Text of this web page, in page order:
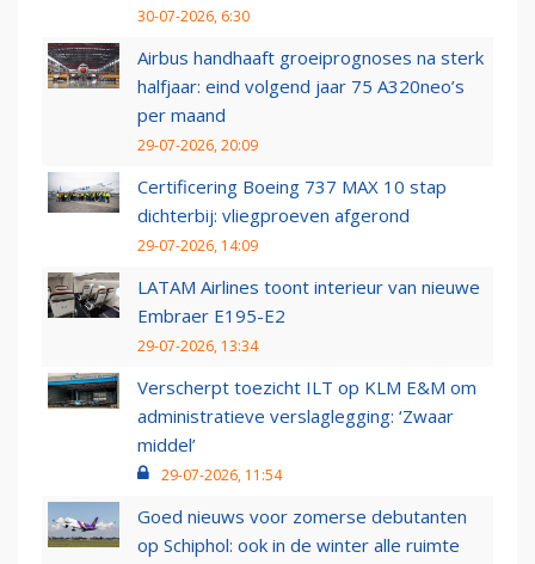
30-07-2026, 6:30
Airbus handhaaft groeiprognoses na sterk
halfjaar: eind volgend jaar 75 A320neo’s
per maand
29-07-2026, 20:09
Certificering Boeing 737 MAX 10 stap
dichterbij: vliegproeven afgerond
29-07-2026, 14:09
LATAM Airlines toont interieur van nieuwe
Embraer E195-E2
29-07-2026, 13:34
Verscherpt toezicht ILT op KLM E&M om
administratieve verslaglegging: ‘Zwaar
middel’
29-07-2026, 11:54
Goed nieuws voor zomerse debutanten
op Schiphol: ook in de winter alle ruimte